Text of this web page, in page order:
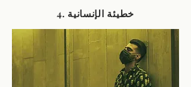
4. خطيئة الإنسانية